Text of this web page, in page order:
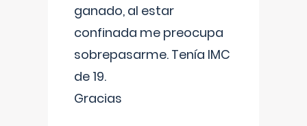
ganado, al estar
confinada me preocupa
sobrepasarme. Tenía IMC
de 19.
Gracias